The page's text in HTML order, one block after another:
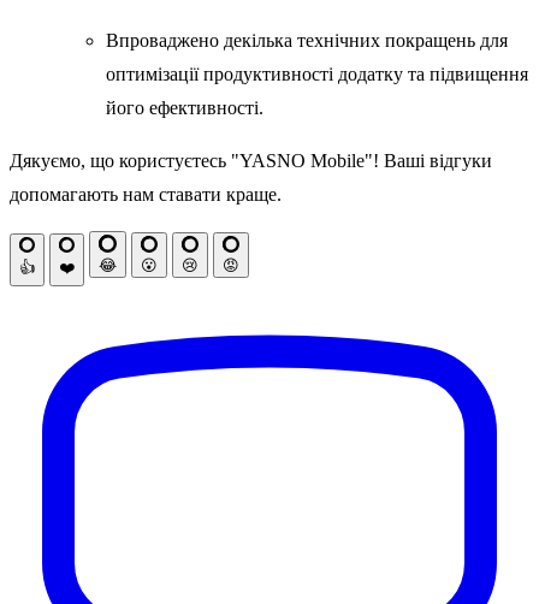
Впроваджено декілька технічних покращень для
оптимізації продуктивності додатку та підвищення
його ефективності.
Дякуємо, що користуєтесь "YASNO Mobile"! Ваші відгуки
допомагають нам ставати краще.
👍 ❤️ 😂 😮 😢 😡